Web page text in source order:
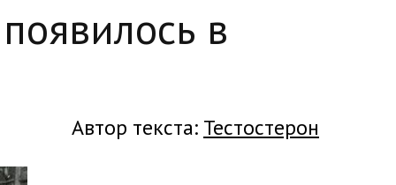
в
Автор текста: Тестостерон